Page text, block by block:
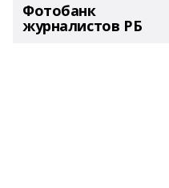
Фотобанк
журналистов РБ